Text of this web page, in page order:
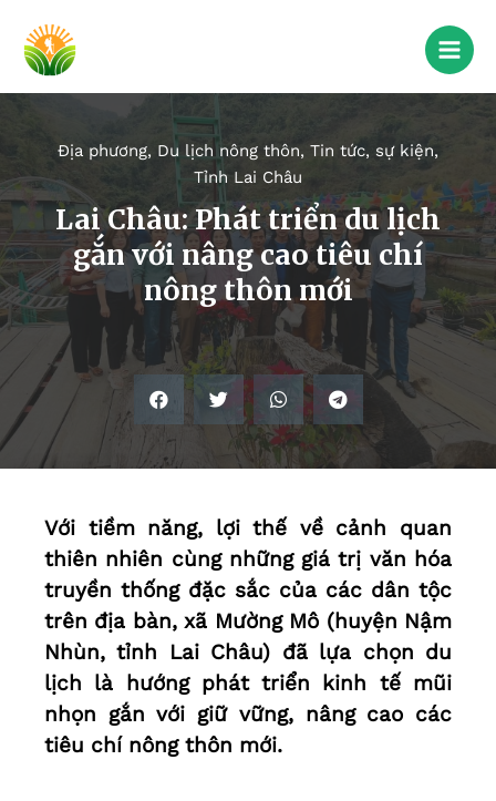
Địa phương, Du lịch nông thôn, Tin tức, sự kiện,
Tỉnh Lai Châu
Lai Châu: Phát triển du lịch
gắn với nâng cao tiêu chí
nông thôn mới
Với tiềm năng, lợi thế về cảnh quan
thiên nhiên cùng những giá trị văn hóa
truyền thống đặc sắc của các dân tộc
trên địa bàn, xã Mường Mô (huyện Nậm
Nhùn, tỉnh Lai Châu) đã lựa chọn du
lịch là hướng phát triển kinh tế mũi
nhọn gắn với giữ vững, nâng cao các
tiêu chí nông thôn mới.